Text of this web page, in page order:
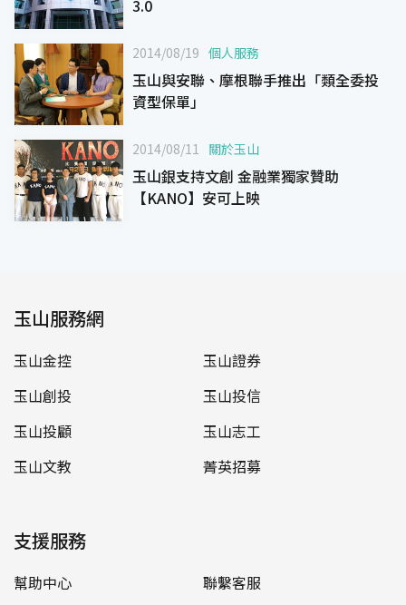
3.0
2014/08/19 個人服務
玉山與安聯、摩根聯手推出「類全委投
資型保單」
2014/08/11 關於玉山
玉山銀支持文創 金融業獨家贊助
【KANO】安可上映
玉山服務網
玉山金控
玉山證券
玉山創投
玉山投信
玉山投顧
玉山志工
玉山文教
菁英招募
支援服務
幫助中心
聯繫客服